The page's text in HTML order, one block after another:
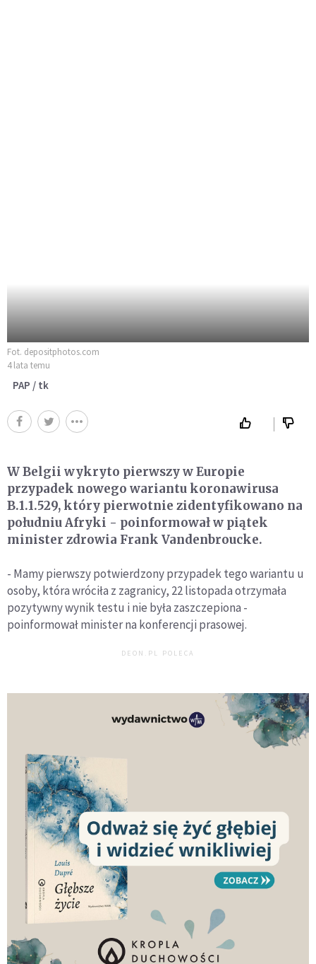
Fot. depositphotos.com
4 lata temu
PAP / tk
W Belgii wykryto pierwszy w Europie
przypadek nowego wariantu koronawirusa
B.1.1.529, który pierwotnie zidentyfikowano na
południu Afryki - poinformował w piątek
minister zdrowia Frank Vandenbroucke.
- Mamy pierwszy potwierdzony przypadek tego wariantu u
osoby, która wróciła z zagranicy, 22 listopada otrzymała
pozytywny wynik testu i nie była zaszczepiona -
poinformował minister na konferencji prasowej.
DEON.PL POLECA